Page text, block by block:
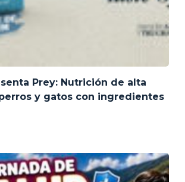
Prey: Nutrición de alta
y gatos con ingredientes